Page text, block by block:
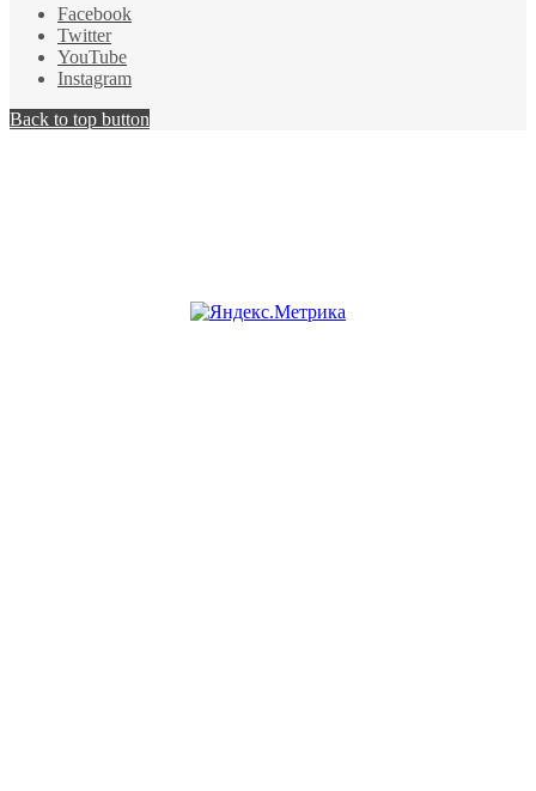
Facebook
Twitter
YouTube
Instagram
Back to top button